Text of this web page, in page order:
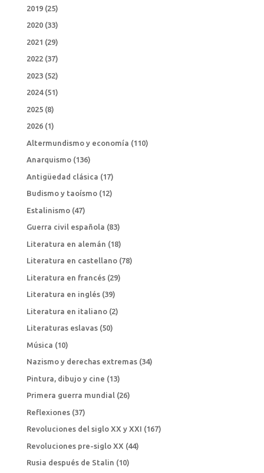
2019(25)
2020(33)
2021 (29)
2022(37)
2023(52)
2024(51)
2025(8)
2026(1)
Altermundismo y economía (110)
Anarquismo(136)
Antigüedad clásica (17)
Budismo y taoísmo(12)
Estalinismo(47)
Guerra civil española (83)
Literatura en alemán (18)
Literatura en castellano(78)
Literatura en francés(29)
Literatura en inglés(39)
Literatura en italiano(2)
Literaturas eslavas(50)
Música (10)
Nazismo y derechas extremas(34)
Pintura, dibujo y cine (13)
Primera guerra mundial(26)
Reflexiones(37)
Revoluciones del siglo XX y XXI (167)
Revoluciones pre-siglo XX (44)
Rusia después de Stalin (10)